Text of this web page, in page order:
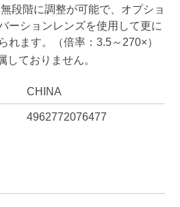
段階に調整が可能で、オプショ
ーションレンズを使用して更に
れます。（倍率：3.5～270×）
しておりません。
CHINA
4962772076477